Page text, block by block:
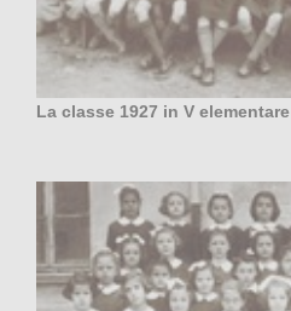
La classe 1927 in V elementare